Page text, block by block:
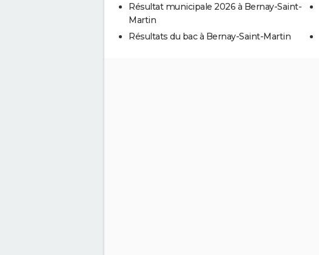
Résultat municipale 2026 à Bernay-Saint-
Martin
Résultats du bac à Bernay-Saint-Martin